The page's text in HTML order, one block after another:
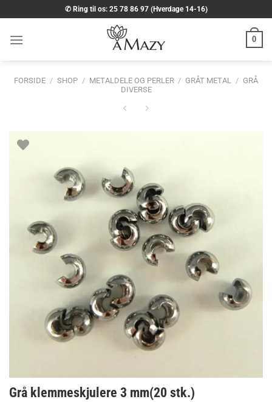
til
indhold
✆ Ring til os: 25 78 86 97 (Hverdage 14-16)
0
FORSIDE / SHOP / METALDELE OG PERLER / GRÅT METAL / GRÅ
DIVERSE
Grå klemmeskjulere 3 mm(20 stk.)